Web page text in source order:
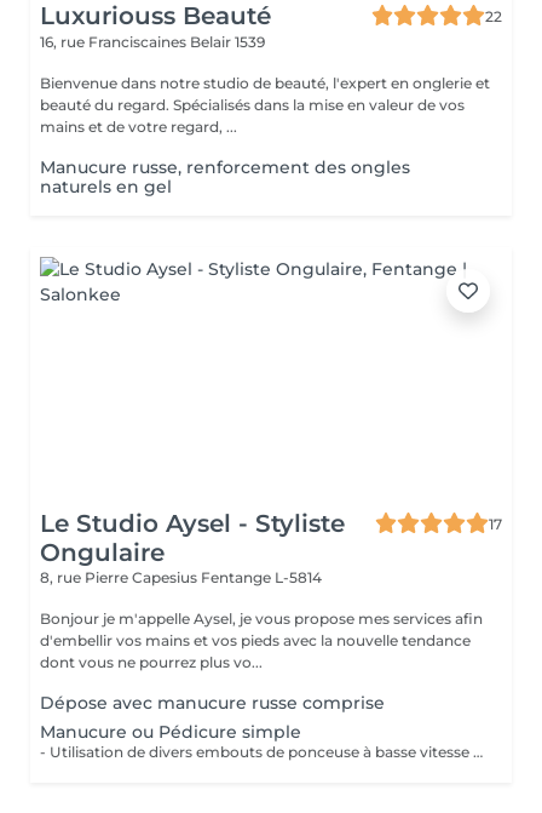
Luxuriouss Beauté
22
16, rue Franciscaines Belair 1539
Bienvenue dans notre studio de beauté, l'expert en onglerie et
beauté du regard. Spécialisés dans la mise en valeur de vos
mains et de votre regard, ...
Manucure russe, renforcement des ongles
naturels en gel
Le Studio Aysel - Styliste
Ongulaire
17
8, rue Pierre Capesius Fentange L-5814
Bonjour je m'appelle Aysel, je vous propose mes services afin
d'embellir vos mains et vos pieds avec la nouvelle tendance
dont vous ne pourrez plus vo...
Dépose avec manucure russe comprise
Manucure ou Pédicure simple
- Utilisation de divers embouts de ponceuse à basse vitesse pour décoller, soulever et éliminer les cuticules. - Limage des ongles - Application d'une huile à cuticule et crème avec massage